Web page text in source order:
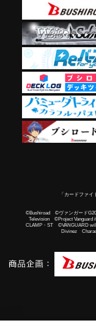
「カードファ
©Bushiroad ©ヴァンガード
Television ©Project Vanguard
CLAMP・ST ©VANGUARD
Divinez